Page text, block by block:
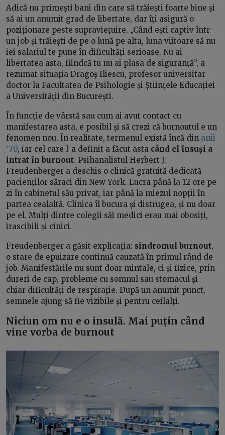
Adică nu primești bani din care să trăiești foarte bine și
să ai un anumit grad de libertate, dar îți asigură o
poziționare peste supraviețuire. „Când ești captiv într-
un job și trăiești de pe o lună pe alta, luna viitoare să nu
iei salariul te pune în dificultăți serioase. Nu ai
libertatea asta, fiindcă tu nu ai plasa de siguranță”, a
rezumat situația Dragoș Iliescu, profesor universitar
doctor la Facultatea de Psihologie și Științele Educației
a Universității din București.
În funcție de vârstă sau cum ai avut contact cu
manifestarea asta, e posibil și să crezi că burnoutul e un
fenomen nou. În realitate, termenul există încă din anii
‘70, iar cel care l-a definit a făcut asta când el însuși a
intrat în burnout. Psihanalistul Herbert J.
Freudenberger a deschis o clinică gratuită dedicată
pacienților săraci din New York. Lucra până la 12 ore pe
zi în cabinetul său privat, iar până la miezul nopții în
partea cealaltă. Clinica îl bucura și distrugea, și nu doar
pe el. Mulți dintre colegii săi medici erau mai obosiți,
irascibili și cinici.
Freudenberger a găsit explicația: sindromul burnout,
o stare de epuizare continuă cauzată în primul rând de
job. Manifestările nu sunt doar mintale, ci și fizice, prin
dureri de cap, probleme cu somnul sau stomacul și
chiar dificultăți de respirație. După un anumit punct,
semnele ajung să fie vizibile și pentru ceilalți.
Niciun om nu e o insulă. Mai puțin când
vine vorba de burnout